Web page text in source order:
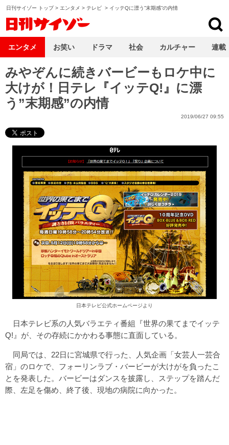
日刊サイゾー トップ> エンタメ > テレビ > イッテQに漂う”末期感”の内情
みやぞんに続きバービーもロケ中に
大けが！日テレ『イッテQ!』に漂
う”末期感”の内情
2019/06/27 09:55
日本テレビ公式ホームページより
日本テレビ系の人気バラエティ番組『世界の果てまでイッテ
Q!』が、その存続にかかわる事態に直面している。
同局では、22日に宮城県で行った、人気企画「女芸人一芸合
宿」のロケで、フォーリンラブ・バービーが大けがを負ったこ
とを発表した。バービーはダンスを披露し、ステップを踏んだ
際、左足を傷め、終了後、現地の病院に向かった。
エンタメ お笑い ドラマ 社会 カルチャー 連載